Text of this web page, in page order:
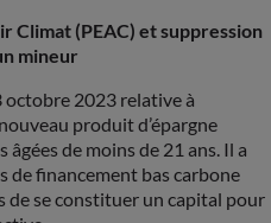
Climat (PEAC) et suppression
mineur
octobre 2023 relative à
produit d’épargne
de moins de 21 ans. Il a
de financement bas carbone
se constituer un capital pour